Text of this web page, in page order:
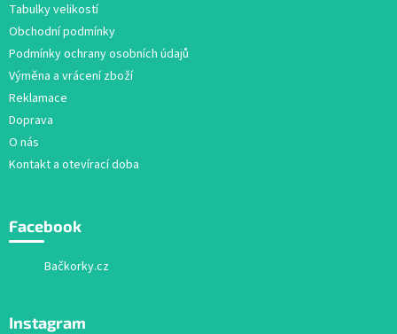
Tabulky velikostí
Obchodní podmínky
Podmínky ochrany osobních údajů
Výměna a vrácení zboží
Reklamace
Doprava
O nás
Kontakt a otevírací doba
Facebook
Bačkorky.cz
Instagram